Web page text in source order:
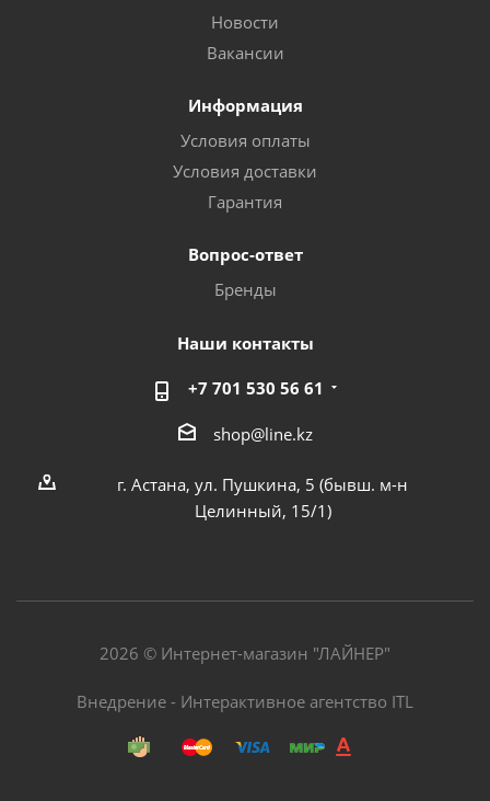
Новости
Вакансии
Информация
Условия оплаты
Условия доставки
Гарантия
Вопрос-ответ
Бренды
Наши контакты
+7 701 530 56 61
shop@line.kz
г. Астана, ул. Пушкина, 5 (бывш. м-н
Целинный, 15/1)
2026 © Интернет-магазин "ЛАЙНЕР"
Внедрение - Интерактивное агентство ITL